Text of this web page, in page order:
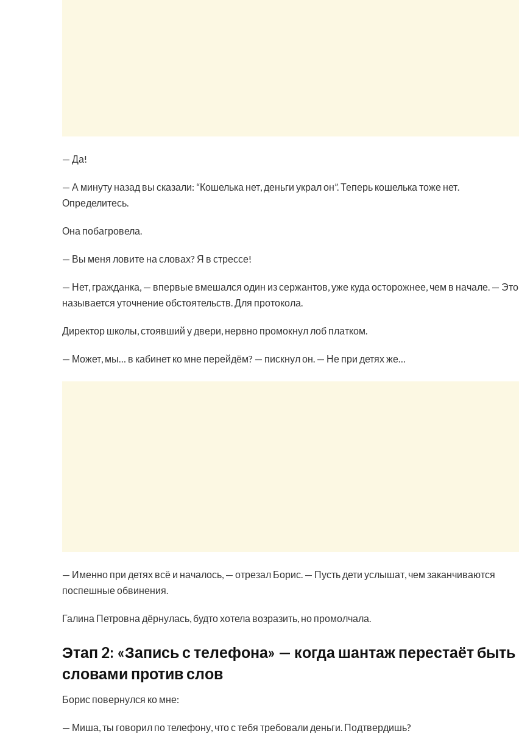
— Да!
— А минуту назад вы сказали: “Кошелька нет, деньги украл он”. Теперь кошелька тоже нет.
Определитесь.
Она побагровела.
— Вы меня ловите на словах? Я в стрессе!
— Нет, гражданка, — впервые вмешался один из сержантов, уже куда осторожнее, чем в начале. — Это
называется уточнение обстоятельств. Для протокола.
Директор школы, стоявший у двери, нервно промокнул лоб платком.
— Может, мы… в кабинет ко мне перейдём? — пискнул он. — Не при детях же…
— Именно при детях всё и началось, — отрезал Борис. — Пусть дети услышат, чем заканчиваются
поспешные обвинения.
Галина Петровна дёрнулась, будто хотела возразить, но промолчала.
Этап 2: «Запись с телефона» — когда шантаж перестаёт быть
словами против слов
Борис повернулся ко мне:
— Миша, ты говорил по телефону, что с тебя требовали деньги. Подтвердишь?